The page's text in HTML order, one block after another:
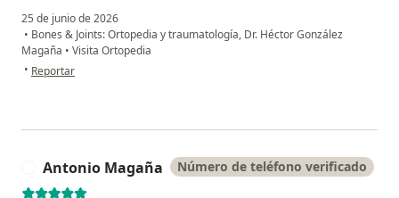
25 de junio de 2026
• Bones & Joints: Ortopedia y traumatología, Dr. Héctor González
Magaña • Visita Ortopedia
• en opinión del usuario GHG
Reportar
Antonio Magaña Número de teléfono verificado